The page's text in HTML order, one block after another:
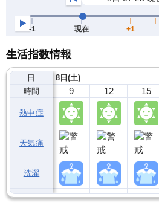
生活指数情報
日
時間
熱中症
天気痛
洗濯
8日(土)
9 12 15